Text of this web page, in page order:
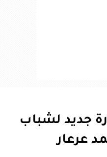
جديد لشباب
عرعار